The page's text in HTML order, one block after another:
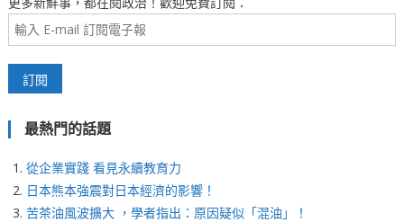
最熱門的話題
從企業實踐 看見永續教育力
日本熊本強震對日本經濟的影響！
苦茶油風波擴大 ，學者指出：原因疑似「混油」！